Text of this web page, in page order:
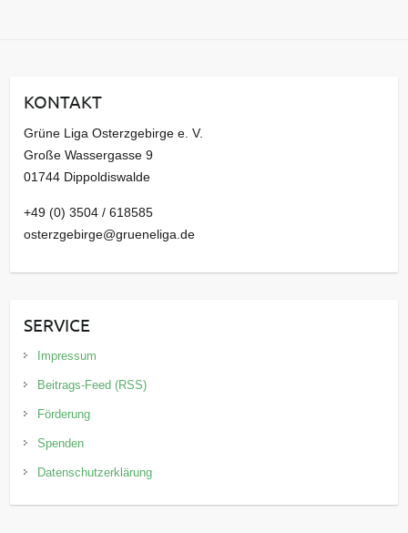
v
KONTAKT
Grüne Liga Osterzgebirge e. V.
Große Wassergasse 9
01744 Dippoldiswalde
+49 (0) 3504 / 618585
osterzgebirge@grueneliga.de
SERVICE
Impressum
Beitrags-Feed (RSS)
Förderung
Spenden
Datenschutzerklärung